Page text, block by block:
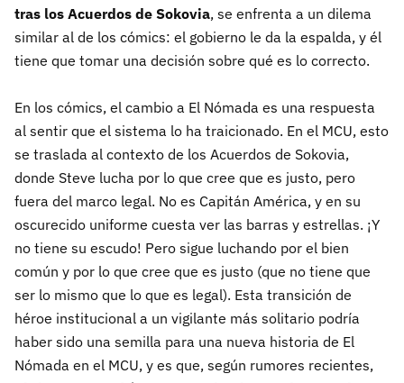
tras los Acuerdos de Sokovia, se enfrenta a un dilema
similar al de los cómics: el gobierno le da la espalda, y él
tiene que tomar una decisión sobre qué es lo correcto.
En los cómics, el cambio a El Nómada es una respuesta
al sentir que el sistema lo ha traicionado. En el MCU, esto
se traslada al contexto de los Acuerdos de Sokovia,
donde Steve lucha por lo que cree que es justo, pero
fuera del marco legal. No es Capitán América, y en su
oscurecido uniforme cuesta ver las barras y estrellas. ¡Y
no tiene su escudo! Pero sigue luchando por el bien
común y por lo que cree que es justo (que no tiene que
ser lo mismo que lo que es legal). Esta transición de
héroe institucional a un vigilante más solitario podría
haber sido una semilla para una nueva historia de El
Nómada en el MCU, y es que, según rumores recientes,